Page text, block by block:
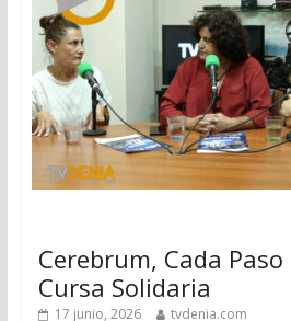
Cerebrum, Cada
Cursa Solidaria
17 junio, 2026 tvdenia.com